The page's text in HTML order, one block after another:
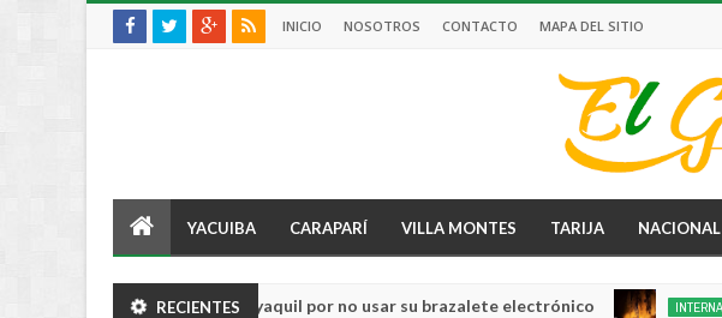
INICIO NOSOTROS CONTACTO MAPA DEL SITIO
YACUIBA CARAPARÍ VILLA MONTES TARIJA NACIONAL
RECIENTES
al alcalde de Guayaquil por no usar su brazalete electrónico INTERNACIONAL